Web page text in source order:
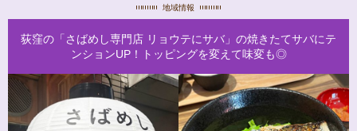
地域情報
荻窪の「さばめし専門店 リョウテにサバ」の焼きたてサバにテ
ンションUP！トッピングを変えて味変も◎